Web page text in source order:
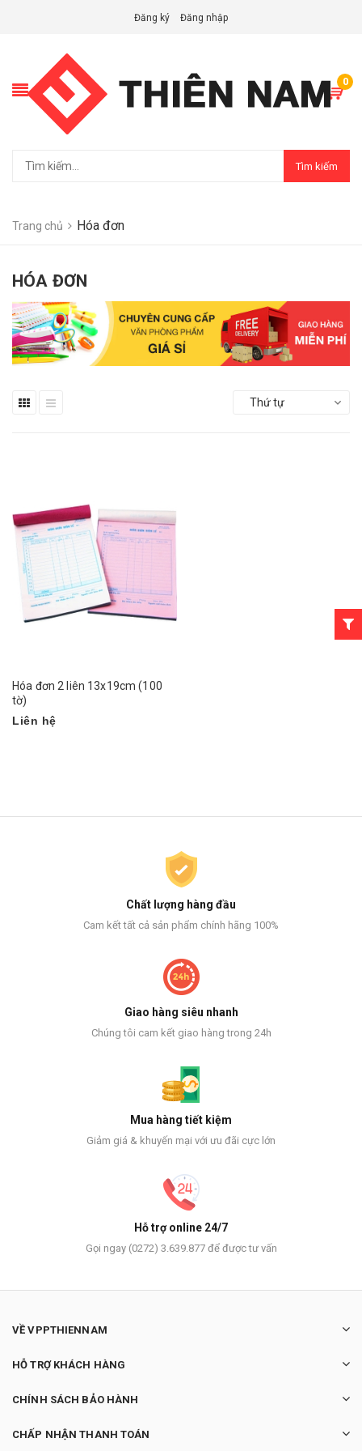
Đăng ký Đăng nhập
0
Tìm kiếm
Trang chủ Hóa đơn
HÓA ĐƠN
Thứ tự
Hóa đơn 2 liên 13x19cm (100
tờ)
Liên hệ
Chất lượng hàng đầu
Cam kết tất cả sản phẩm chính hãng 100%
Giao hàng siêu nhanh
Chúng tôi cam kết giao hàng trong 24h
Mua hàng tiết kiệm
Giảm giá & khuyến mại với ưu đãi cực lớn
Hỗ trợ online 24/7
Gọi ngay (0272) 3.639.877 để được tư vấn
VỀ VPPTHIENNAM
HỖ TRỢ KHÁCH HÀNG
CHÍNH SÁCH BẢO HÀNH
CHẤP NHẬN THANH TOÁN